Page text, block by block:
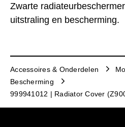
Zwarte
uitstraling en bescherming.
Accessoires & Onderdelen
Bescherming
999941012 | Radiator Cover